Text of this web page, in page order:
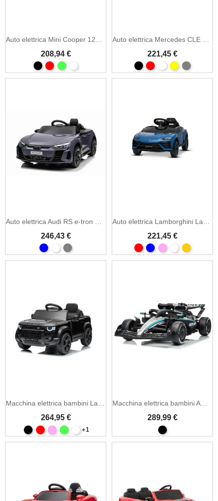
208,94 € 221,45 €
246,43 € 221,45 €
Macchina elettrica bambini Land Rover Defender
264,95 €
+1
Macchina elettrica bambini AMG Petronas F1
289,99 €